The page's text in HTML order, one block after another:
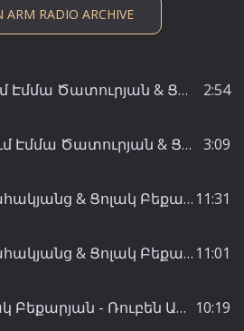
ARM RADIO ARCHIVE
Հայրենի երկրում Էմմա Ծատուրյան & Ցոլակ Բեքարյան - Էմմա Ծատուրյան 2:54
Մարինե վանքում Էմմա Ծատուրյան & Ցոլակ Բեքարյան - Էմմա Ծատուրյան 3:09
Պոեմ Զարեհ Սահակյանց & Ցոլակ Բեքարյան - Զարեհ Սահակյանց 11:31
Պոեմ Զարեհ Սահակյանց & Ցոլակ Բեքարյան - Զարեհ Սահակյանց 11:01
Սոնատ N2 Ցոլակ Բեքարյան - Ռուբեն Ահարոնյան 10:19